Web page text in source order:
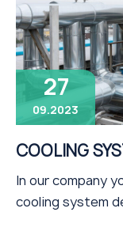
27
09.2023
COOLING
In our company
cooling system